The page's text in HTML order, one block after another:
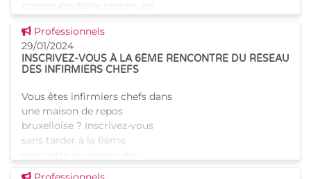
projet conjoint pour les
secteurs du non marchand. Cet
appel à projet inédit vis
Voir cette news
Professionnels
29/01/2024
INSCRIVEZ-VOUS À LA 6ÈME RENCONTRE DU RÉSEAU
DES INFIRMIERS CHEFS
Vous êtes infirmiers chefs dans
une maison de repos
bruxelloise ? Inscrivez-vous
sans tarder à la 6ème
infirmiers chefs des maisons
Voir cette news